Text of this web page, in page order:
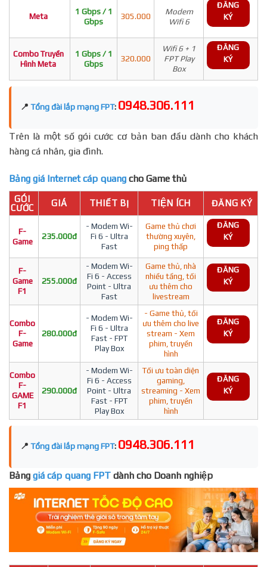
Meta
1 Gbps / 1
Gbps
305.000
Modem
Wifi 6
ĐĂNG
KÝ
Combo Truyền
Hình Meta
1 Gbps / 1
Gbps
320.000
Wifi 6 + 1
FPT Play
Box
ĐĂNG
KÝ
📍 Tổng đài lắp mạng FPT: 0948.306.111
Trên là một số gói cước cơ bản ban đầu dành cho khách
hàng cá nhân, gia đình.
Bảng giá Internet cáp quang cho Game thủ
GÓI
CƯỚC
GIÁ THIẾT BỊ TIỆN ÍCH ĐĂNG KÝ
F-
Game
235.000đ
- Modem Wi-
Fi 6 - Ultra
Fast
Game thủ chơi
thường xuyên,
ping thấp
ĐĂNG
KÝ
F-
Game
F1
255.000đ
- Modem Wi-
Fi 6 - Access
Point - Ultra
Fast
Game thủ, nhà
nhiều tầng, tối
ưu thêm cho
livestream
ĐĂNG
KÝ
Combo
F-
Game
280.000đ
- Modem Wi-
Fi 6 - Ultra
Fast - FPT
Play Box
- Game thủ, tối
ưu thêm cho live
stream - Xem
phim, truyền
hình
ĐĂNG
KÝ
Combo
F-
GAME
F1
290.000đ
- Modem Wi-
Fi 6 - Access
Point - Ultra
Fast - FPT
Play Box
Tối ưu toàn diện
gaming,
streaming - Xem
phim, truyền
hình
ĐĂNG
KÝ
📍 Tổng đài lắp mạng FPT: 0948.306.111
Bảng giá cáp quang FPT dành cho Doanh nghiệp